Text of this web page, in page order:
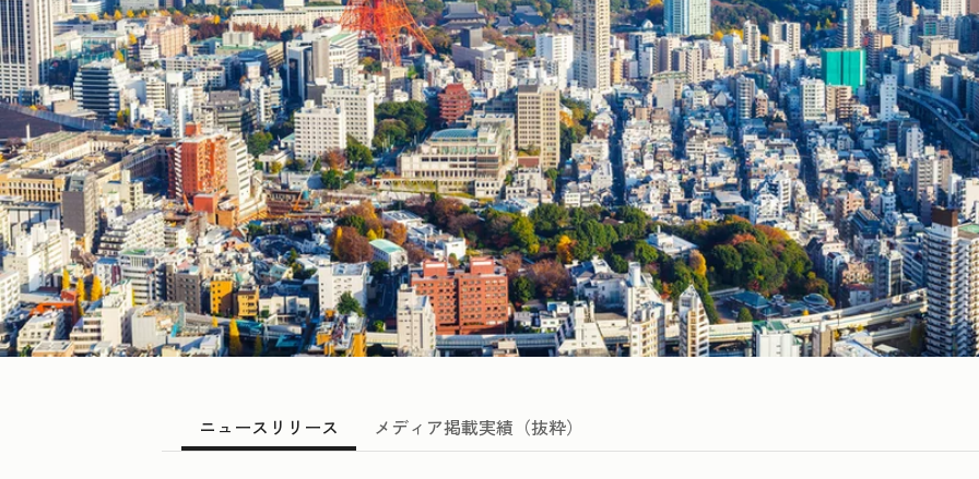
ニュースリリース メディア掲載実績（抜粋）